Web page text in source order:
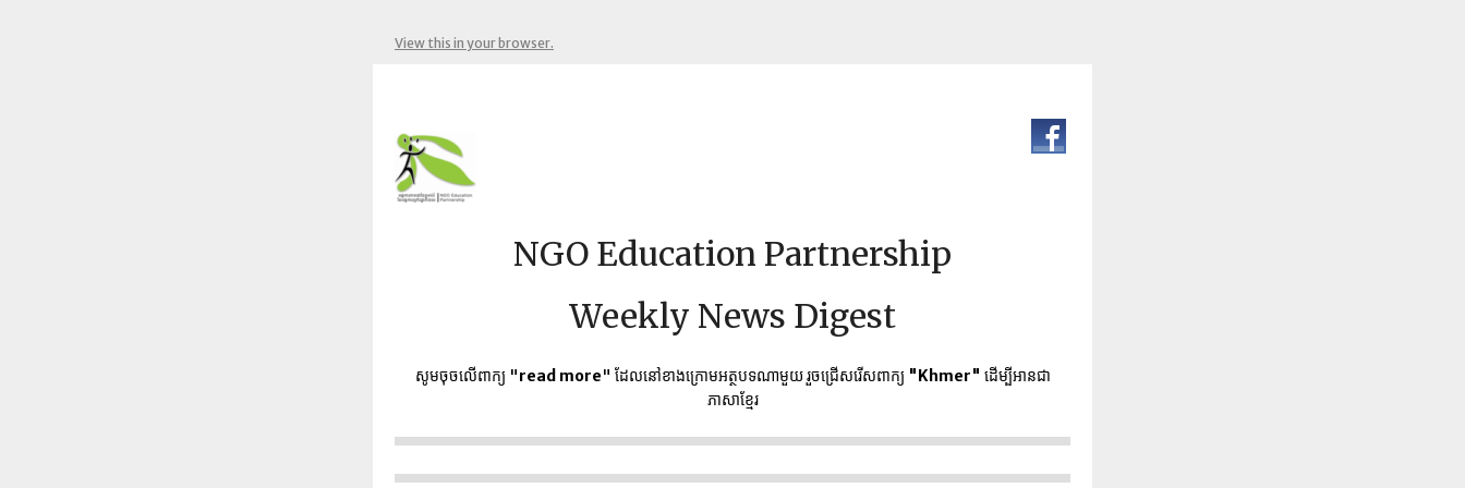
View this in your browser.
NGO Education Partnership
Weekly News Digest
សូមចុចលើពាក្យ "read more" ដែលនៅខាងក្រោមអត្ថបទណាមួយ​ រួចជ្រើសរើសពាក្យ "Khmer" ដើម្បីអានជា
ភាសាខ្មែរ